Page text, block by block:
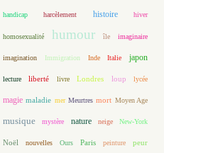
handicap harcèlement histoire hiver
homosexualité humour île imaginaire
imagination Immigration Inde Italie japon
lecture liberté livre Londres loup lycée
magie maladie mer Meurtres mort Moyen Age
musique mystère nature neige New-York
Noël nouvelles Ours Paris peinture peur